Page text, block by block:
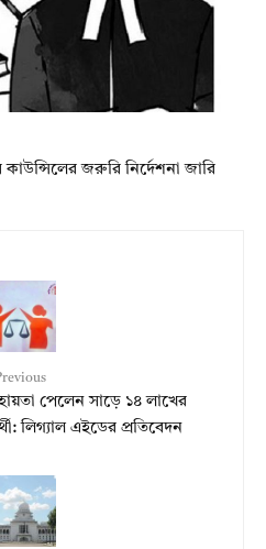
কাউন্সিলের জরুরি নির্দেশনা জারি
পেলেন সাড়ে ১৪ লাখের
লিগ্যাল এইডের প্রতিবেদন